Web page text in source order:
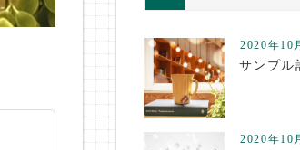
2020年10
サンプル
2020年10